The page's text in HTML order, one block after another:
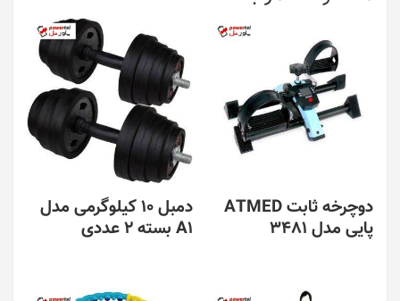
دوچرخه ثابت ATMED
پایی مدل 3481
دمبل 10 کیلوگرمی مدل
A1 بسته 2 عددی